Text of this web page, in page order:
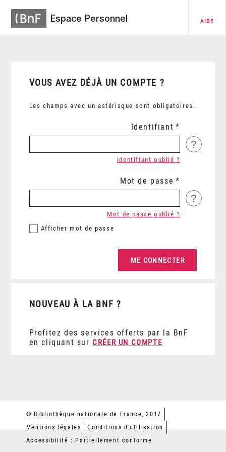
Espace Personnel AIDE
VOUS AVEZ DÉJÀ UN COMPTE ?
Les champs avec un astérisque sont obligatoires.
Identifiant
?
Identifiant oublié ?
Mot de passe
?
Afficher mot de passe
Mot de passe oublié ?
NOUVEAU À LA BNF ?
Profitez des services offerts par la BnF
en cliquant sur CRÉER UN COMPTE
© Bibliothèque nationale de France, 2017
Mentions légales
Conditions d'utilisation
Accessibilité : Partiellement conforme